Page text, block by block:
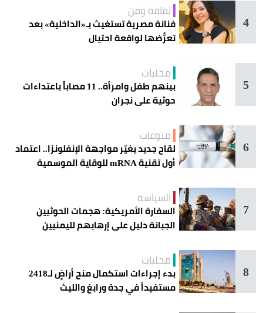
4
ثقافة وفن
فنانة مصرية تستغيث بـ«الداخلية» بعد
تعرُّضها لواقعة احتيال
5
محليات
بينهم طفل وامرأة.. 11 مصاباً باعتداءات
حوثية على نجران
6
منوعات
لقاح جديد يغيّر مواجهة الإنفلونزا.. اعتماد
أول تقنية mRNA للوقاية الموسمية
7
السياسة
السفارة الأمريكية: هجمات الحوثيين
الجبانة دليل على إرهابهم لليمنيين
8
محليات
بدء إجراءات استكمال منح أراضٍ لـ2418
مستفيداً في جدة ورابغ والليث